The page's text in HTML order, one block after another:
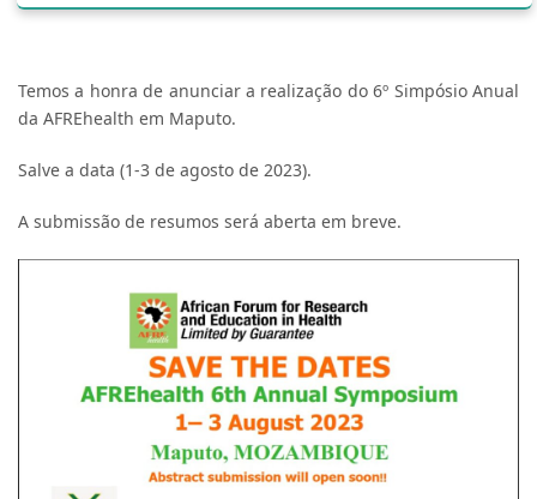
Temos a honra de anunciar a realização do 6º Simpósio Anual
da AFREhealth em Maputo.
Salve a data (1-3 de agosto de 2023).
A submissão de resumos será aberta em breve.